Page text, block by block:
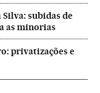
subidas de
as minorias
privatizações e